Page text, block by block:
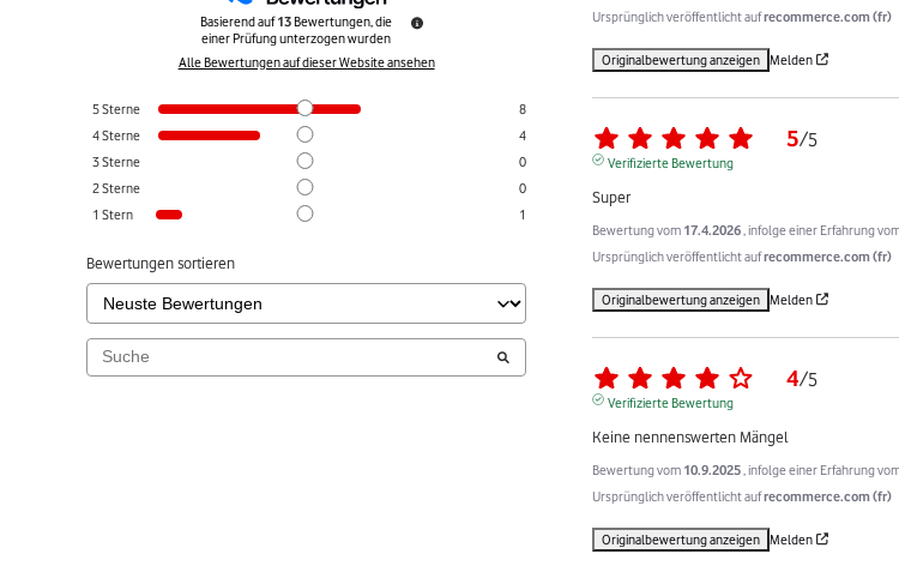
Basierend auf13 Bewertungen, die
einer Prüfung unterzogen wurden
Alle Bewertungen auf dieser Website ansehen
5Sterne
8
4Sterne
4
3Sterne
0
2Sterne
0
1 Stern 1
Bewertungen sortieren
Ursprünglich veröffentlicht aufrecommerce.com (fr)
Originalbewertung anzeigen Melden
5/5
Verifizierte Bewertung
Super
Bewertung vom 17.4.2026 , infolge einer Erfahrung
Ursprünglich veröffentlicht aufrecommerce.com (fr)
Originalbewertung anzeigen Melden
4/5
Verifizierte Bewertung
Keine nennenswerten Mängel
Bewertung vom 10.9.2025 , infolge einer Erfahrung
Ursprünglich veröffentlicht aufrecommerce.com (fr)
Originalbewertung anzeigen Melden